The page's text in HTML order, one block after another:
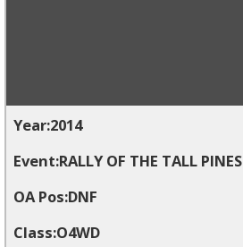
2014
RALLY OF THE TALL PINES
DNF
O4WD